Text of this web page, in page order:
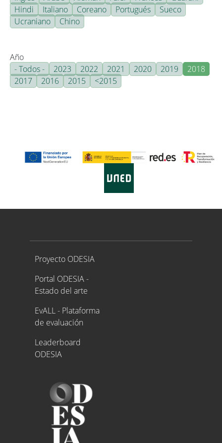
Hindi
Italiano Coreano Portugués
Sueco
Ucraniano
Chino
Año
- Todos -
2023 2022 2021 2020 2019
2018
2017
2016 2015 <2015
Proyecto ODESIA
Proyecto ODESIA
Portal ODESIA -
Estado del arte
EvALL - Plataforma
de evaluación
Leaderboard
ODESIA